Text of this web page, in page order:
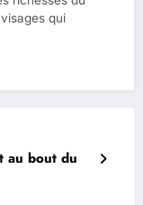
qui
au bout du